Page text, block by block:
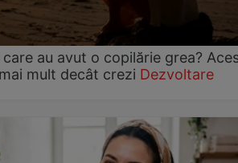
au avut o copilărie grea?
mult decât crezi Dezvoltare